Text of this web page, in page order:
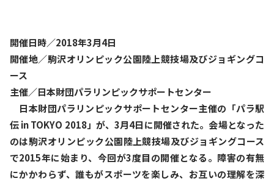
開催日時／2018年3月4日
開催地／駒沢オリンピック公園陸上競技場及びジョギングコ
ース
主催／日本財団パラリンピックサポートセンター
日本財団パラリンピックサポートセンター主催の「パラ駅
伝 in TOKYO 2018」が、3月4日に開催された。会場となった
のは駒沢オリンピック公園陸上競技場及びジョギングコース
で2015年に始まり、今回が3度目の開催となる。障害の有無
にかかわらず、誰もがスポーツを楽しみ、お互いの理解を深